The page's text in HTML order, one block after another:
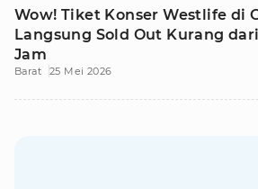
Wow! Tiket Konser Westlife di
Langsung Sold Out Kurang dari
Jam
Barat 25 Mei 2026